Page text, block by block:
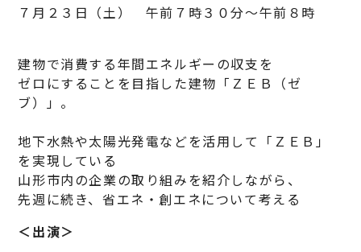
７月２３日（土） 午前７時３０分～午前８時
建物で消費する年間エネルギーの収支を
ゼロにすることを目指した建物「ＺＥＢ（ゼ
ブ）」。
地下水熱や太陽光発電などを活用して「ＺＥＢ」
を実現している
山形市内の企業の取り組みを紹介しながら、
先週に続き、省エネ・創エネについて考える
＜出演＞